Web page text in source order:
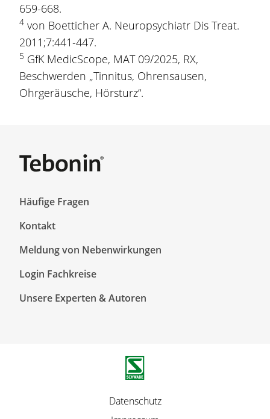
659-668.
4 von Boetticher A. Neuropsychiatr Dis Treat.
2011;7:441-447.
5 GfK MedicScope, MAT 09/2025, RX,
Beschwerden „Tinnitus, Ohrensausen,
Ohrgeräusche, Hörsturz“.
F
o
t
r
o
Häufige Fragen
Kontakt
Meldung von Nebenwirkungen
F
o
Login Fachkreise
Unsere Experten & Autoren
Datenschutz